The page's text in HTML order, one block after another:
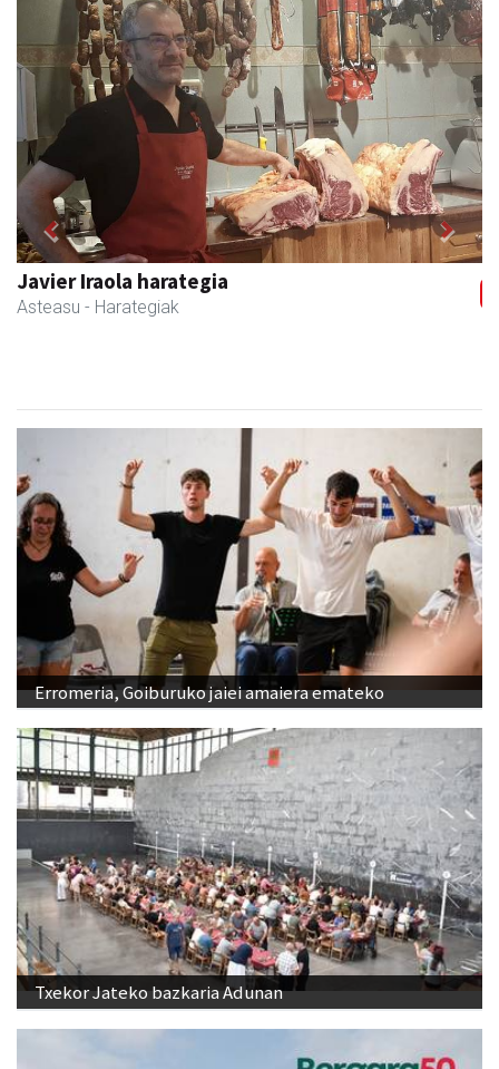
Javier Iraola harategia
Asteasu - Harategiak
Previous Next
Erromeria, Goiburuko jaiei amaiera emateko
Txekor Jateko bazkaria Adunan